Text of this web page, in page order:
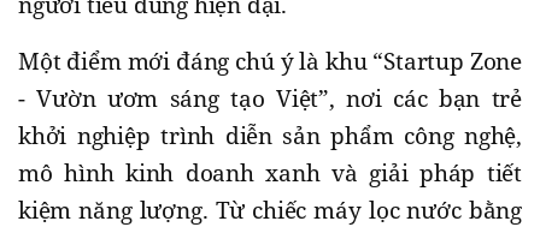
Một điểm mới đáng chú ý là khu “Startup Zone
- Vườn ươm sáng tạo Việt”, nơi các bạn trẻ
khởi nghiệp trình diễn sản phẩm công nghệ,
mô hình kinh doanh xanh và giải pháp tiết
kiệm năng lượng. Từ chiếc máy lọc nước bằng